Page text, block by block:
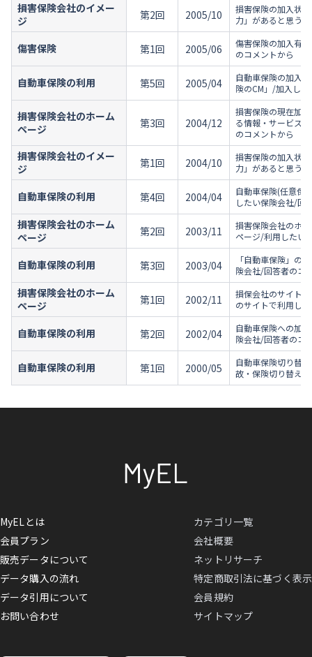
損害保険会社のイメー
ジ
第2回 2005/10
損害保険の加入状
力」があると思う
傷害保険 第1回 2005/06
傷害保険の加入有
のコメントから
自動車保険の利用 第5回 2005/04
自動車保険の加入
険のCM」/加入し
損害保険会社のホーム
ページ
第3回 2004/12
損害保険の現在加
る情報・サービス
のコメントから
損害保険会社のイメー
ジ
第1回 2004/10
損害保険の加入状
力」があると思う
自動車保険の利用 第4回 2004/04
自動車保険(任意保
したい保険会社/回
損害保険会社のホーム
ページ
第2回 2003/11
損害保険会社のホ
ページ/利用したい
自動車保険の利用 第3回 2003/04
「自動車保険」の
険会社/回答者のコ
損害保険会社のホーム
ページ
第1回 2002/11
損保会社のサイト
のサイトで利用し
自動車保険の利用 第2回 2002/04
自動車保険への加
険会社/回答者のコ
自動車保険の利用 第1回 2000/05
自動車保険切り替
故・保険切り替え
MyELとは
会員プラン
販売データについて
データ購入の流れ
データ引用について
お問い合わせ
カテゴリ一覧
会社概要
ネットリサーチ
特定商取引法に基づく表示
会員規約
サイトマップ